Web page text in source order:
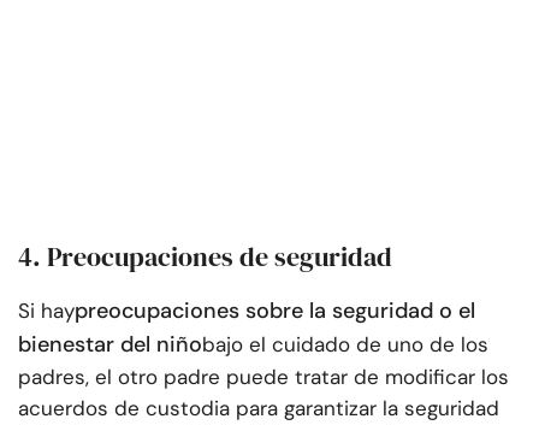
4. Preocupaciones de seguridad
Si haypreocupaciones sobre la seguridad o el
bienestar del niñobajo el cuidado de uno de los
padres, el otro padre puede tratar de modificar los
acuerdos de custodia para garantizar la seguridad